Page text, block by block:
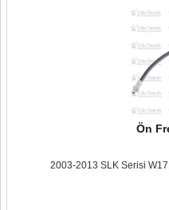
Ön
2003-2013 SLK Serisi